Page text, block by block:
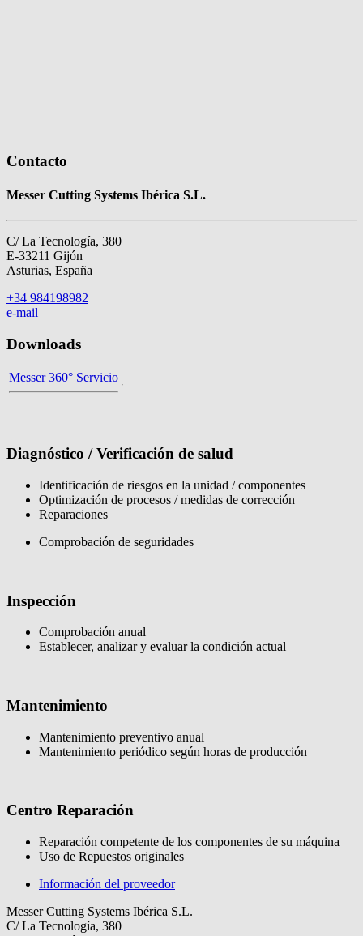
Contacto
Messer Cutting Systems Ibérica S.L.
C/ La Tecnología, 380
E-33211 Gijón
Asturias, España
+34 984198982
e-mail
Downloads
Messer 360° Servicio
Diagnóstico / Verificación de salud
Identificación de riesgos en la unidad / componentes
Optimización de procesos / medidas de corrección
Reparaciones
Comprobación de seguridades
Inspección
Comprobación anual
Establecer, analizar y evaluar la condición actual
Mantenimiento
Mantenimiento preventivo anual
Mantenimiento periódico según horas de producción
Centro Reparación
Reparación competente de los componentes de su máquina
Uso de Repuestos originales
Información del proveedor
Messer Cutting Systems Ibérica S.L.
C/ La Tecnología, 380